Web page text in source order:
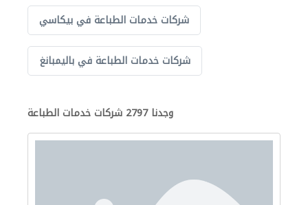
شركات خدمات الطباعة في بيكاسي
شركات خدمات الطباعة في باليمبانغ
وجدنا 2797 شركات خدمات الطباعة